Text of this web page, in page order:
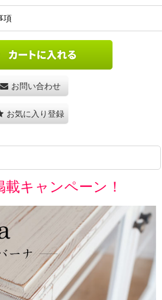
項
お問い合わせ
お気に入り登録
キャンペーン！